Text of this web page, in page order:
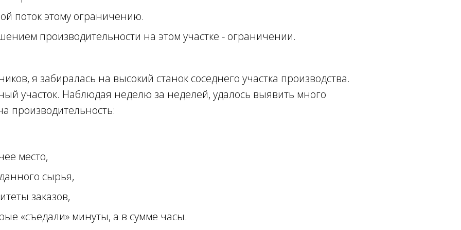
поток этому ограничению.
производительности на этом участке - ограничении.
я забиралась на высокий станок соседнего участка производства.
участок. Наблюдая неделю за неделей, удалось выявить много
производительность:
место,
сырья,
заказов,
«съедали» минуты, а в сумме часы.